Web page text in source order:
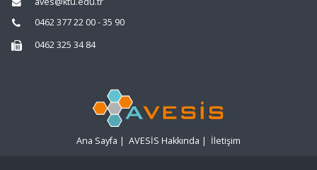
0462 377 22 00 - 35 90
0462 325 34 84
Ana Sayfa | AVESİS Hakkında | İletişim